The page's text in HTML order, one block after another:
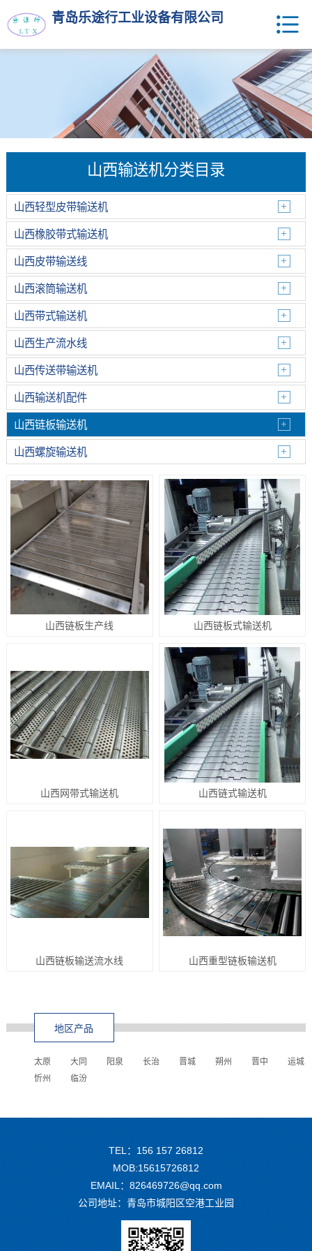
青岛乐途行工业设备有限公司
山西输送机分类目录
山西轻型皮带输送机
山西橡胶带式输送机
山西皮带输送线
山西滚筒输送机
山西带式输送机
山西生产流水线
山西传送带输送机
山西输送机配件
山西链板输送机
山西螺旋输送机
山西链板生产线 山西链板式输送机
山西网带式输送机 山西链式输送机
山西链板输送流水线 山西重型链板输送机
地区产品
太原 大同 阳泉 长治 晋城 朔州 晋中
运城
忻州
临汾
TEL：156 157 26812
MOB:15615726812
EMAIL：826469726@qq.com
公司地址：青岛市城阳区空港工业园